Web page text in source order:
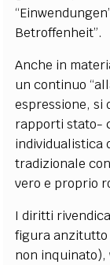
Betroffenheit”.
Anche in
un continuo
espressione, si
rapporti stato-
individualistica
tradizionale
vero e proprio
I diritti
figura anzitutto
non inquinato),